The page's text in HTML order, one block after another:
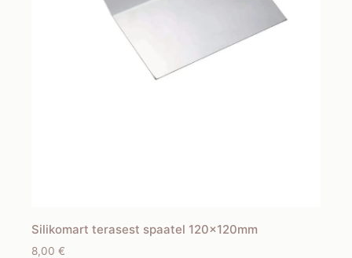
Silikomart terasest spaatel 120x120mm
8,00 €